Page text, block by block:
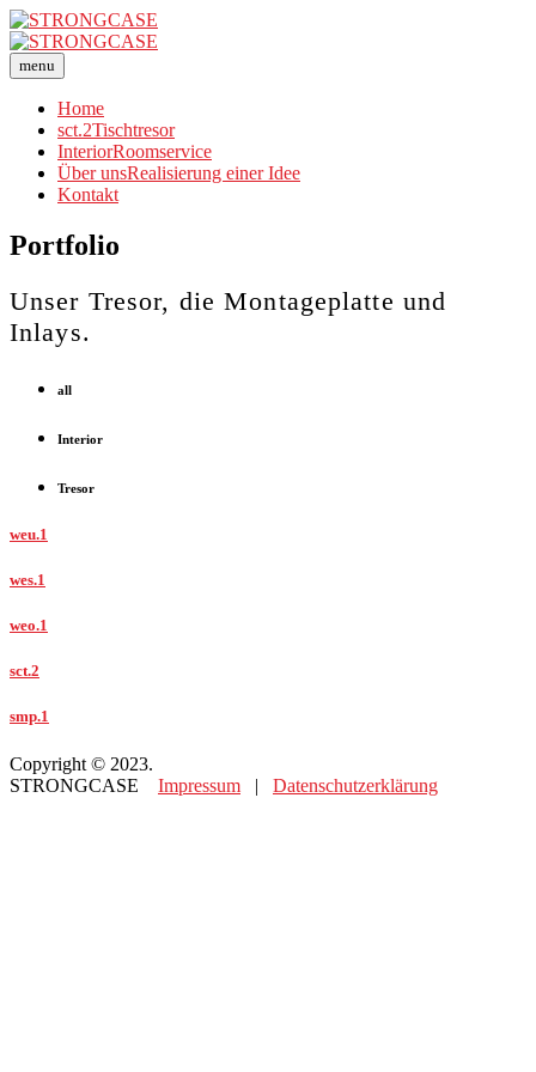
menu
Home
sct.2Tischtresor
InteriorRoomservice
Über unsRealisierung einer Idee
Kontakt
Portfolio
Unser Tresor, die Montageplatte und
Inlays.
all
Interior
Tresor
weu.1
wes.1
weo.1
sct.2
smp.1
Copyright © 2023.
STRONGCASE Impressum | Datenschutzerklärung